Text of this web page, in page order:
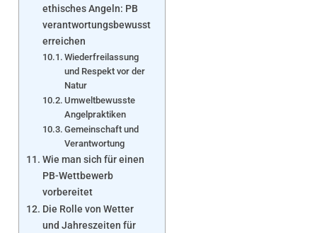
ethisches Angeln: PB
verantwortungsbewusst
erreichen
Wiederfreilassung
und Respekt vor der
Natur
Umweltbewusste
Angelpraktiken
Gemeinschaft und
Verantwortung
Wie man sich für einen
PB-Wettbewerb
vorbereitet
Die Rolle von Wetter
und Jahreszeiten für